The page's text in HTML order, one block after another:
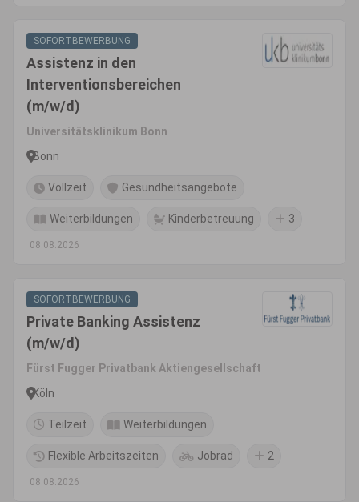
SOFORTBEWERBUNG
Assistenz in den
Interventionsbereichen
(m/w/d)
Universitätsklinikum Bonn
Bonn
Vollzeit Gesundheitsangebote
Weiterbildungen Kinderbetreuung 3
08.08.2026
SOFORTBEWERBUNG
Private Banking Assistenz
(m/w/d)
Fürst Fugger Privatbank Aktiengesellschaft
Köln
Teilzeit Weiterbildungen
Flexible Arbeitszeiten Jobrad 2
08.08.2026